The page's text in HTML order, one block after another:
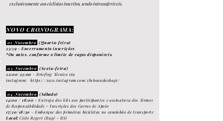
exclusivamente aos ciclistas inscritos, sendo intransferíveis.
NOVO CRONOGRAMA:
01/Novembro (Quarta-feira)
23:59 - Encerramento inscrições
*Ou antes, conforme o limite de vagas disponíveis.
03/Novembro (Sexta-feira)
22:00/23:00 - Briefing Técnico via
instagram:
https://www.instagram.com/clubeaudaxbage/
04/Novembro (Sábado)
14:00 / 18:00 - Entrega dos kits aos participantes eassinatura dos Termos
de Responsábilidade + Inscrições dos Carros de Apoio
17:30/18:30 - Embarque das primeiras bicicletas no caminhão de transporte
Local:Ciclo Regert (Bagé - RS)